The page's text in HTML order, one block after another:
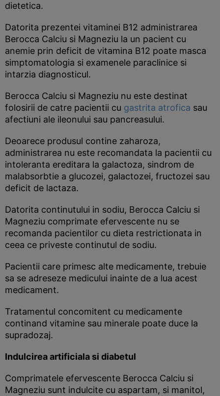
dietetica.
Datorita prezentei vitaminei B12 administrarea
Berocca Calciu si Magneziu la un pacient cu
anemie prin deficit de vitamina B12 poate masca
simptomatologia si examenele paraclinice si
intarzia diagnosticul.
Berocca Calciu si Magneziu nu este destinat
folosirii de catre pacientii cu gastrita atrofica sau
afectiuni ale ileonului sau pancreasului.
Deoarece produsul contine zaharoza,
administrarea nu este recomandata la pacientii cu
intoleranta ereditara la galactoza, sindrom de
malabsorbtie a glucozei, galactozei, fructozei sau
deficit de lactaza.
Datorita continutului in sodiu, Berocca Calciu si
Magneziu comprimate efervescente nu se
recomanda pacientilor cu dieta restrictionata in
ceea ce priveste continutul de sodiu.
Pacientii care primesc alte medicamente, trebuie
sa se adreseze medicului inainte de a lua acest
medicament.
Tratamentul concomitent cu medicamente
continand vitamine sau minerale poate duce la
supradozaj.
Indulcirea artificiala si diabetul
Comprimatele efervescente Berocca Calciu si
Magneziu sunt indulcite cu aspartam, si manitol,